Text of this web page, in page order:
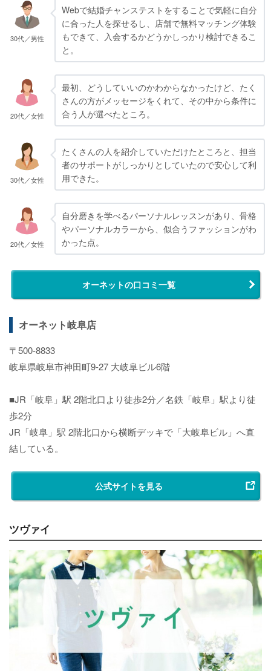
30代／男性
Webで結婚チャンステストをすることで気軽に自分
に合った人を探せるし、店舗で無料マッチング体験
もできて、入会するかどうかしっかり検討できるこ
と。
20代／女性
最初、どうしていいのかわからなかったけど、たく
さんの方がメッセージをくれて、その中から条件に
合う人が選べたところ。
30代／女性
たくさんの人を紹介していただけたところと、担当
者のサポートがしっかりとしていたので安心して利
用できた。
20代／女性
自分磨きを学べるパーソナルレッスンがあり、骨格
やパーソナルカラーから、似合うファッションがわ
かった点。
オーネットの口コミ一覧
オーネット岐阜店
〒500-8833
岐阜県岐阜市神田町9-27 大岐阜ビル6階
■JR「岐阜」駅 2階北口より徒歩2分／名鉄「岐阜」駅より徒
歩2分
JR「岐阜」駅 2階北口から横断デッキで「大岐阜ビル」へ直
結している。
公式サイトを見る
ツヴァイ